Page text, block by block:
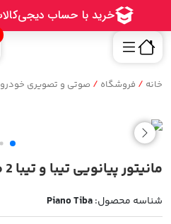
خانه / فروشگاه / صوتی و تصویری خودرو
مانیتور پیانویی تیبا و تیبا 2 صندوقدار
شناسه محصول:Piano Tiba